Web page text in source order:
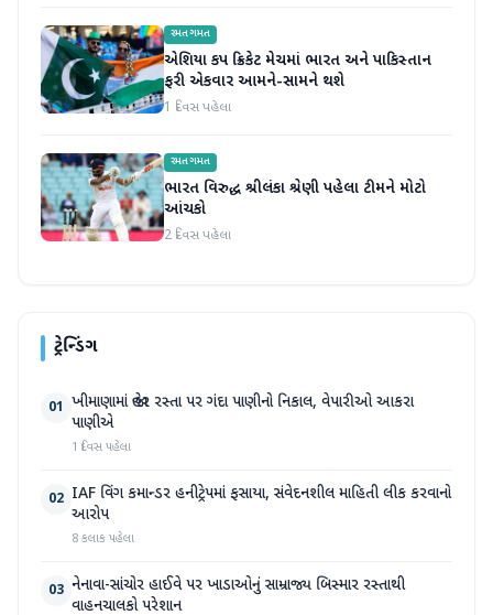
રમતગમત
એશિયા કપ ક્રિકેટ મેચમાં ભારત અને પાકિસ્તાન
ફરી એકવાર આમને-સામને થશે
1 દિવસ પહેલા
રમતગમત
ભારત વિરુદ્ધ શ્રીલંકા શ્રેણી પહેલા ટીમને મોટો
આંચકો
2 દિવસ પહેલા
ટ્રેન્ડિંગ
01 ખીમાણામાં જાહેર રસ્તા પર ગંદા પાણીનો નિકાલ, વેપારીઓ આકરા
પાણીએ
1 દિવસ પહેલા
02 IAF વિંગ કમાન્ડર હનીટ્રેપમાં ફસાયા, સંવેદનશીલ માહિતી લીક કરવાનો
આરોપ
8 કલાક પહેલા
03 નેનાવા-સાંચોર હાઈવે પર ખાડાઓનું સામ્રાજ્ય બિસ્માર રસ્તાથી
વાહનચાલકો પરેશાન